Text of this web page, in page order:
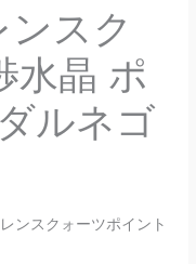
スク
水晶 ポ
ルネゴ
ンスクォーツポイント